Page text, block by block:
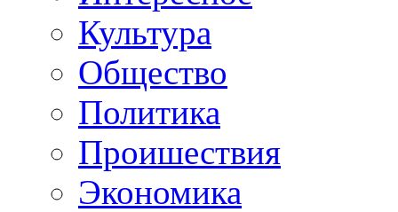
Культура
Общество
Политика
Проишествия
Экономика